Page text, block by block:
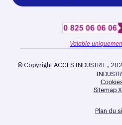
Valable
© Copyright ACCES INDUSTRIE,
Sitemap
Plan du